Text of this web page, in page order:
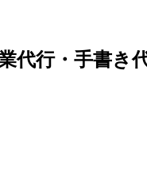
代行・手書き